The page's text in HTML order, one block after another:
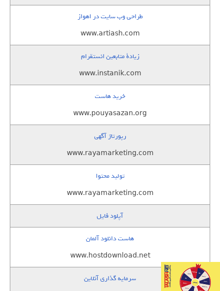
طراحی وب سایت در اهواز
www.artiash.com
زيادة متابعين انستقرام
www.instanik.com
خرید هاست
www.pouyasazan.org
رپورتاژ آگهی
www.rayamarketing.com
تولید محتوا
www.rayamarketing.com
آپلود فایل
هاست دانلود آلمان
www.hostdownload.net
سرمایه گذاری آنلاین